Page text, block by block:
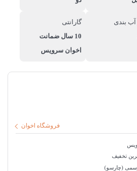
آب بندی
گارانتی
10 سال ضمانت
اخوان سرویس
فروشگاه اخوان
تخفیف
رسمی (چارسو)